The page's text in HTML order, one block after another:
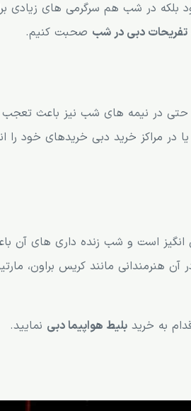
در شب هم سرگرمی های زیادی
تفریحات دبی در شب صحبت کنیم.
حتی در نیمه های شب نیز باعث تعجب
در مراکز خرید دبی خریدهای خود را
انگیز است و شب زنده داری های آن
هنرمندانی مانند کریس براون،
به خرید بلیط هواپیما دبی نمایید.